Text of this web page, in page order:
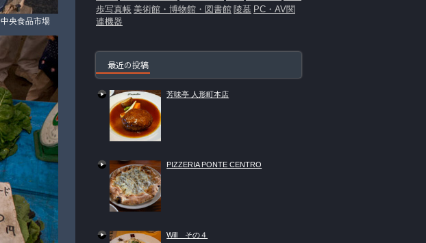
央食品市場
歩写真帳 美術館・博物館・図書館 陵墓 PC・AV関
連機器
最近の投稿
芳味亭 人形町本店
PIZZERIA PONTE CENTRO
Will その４